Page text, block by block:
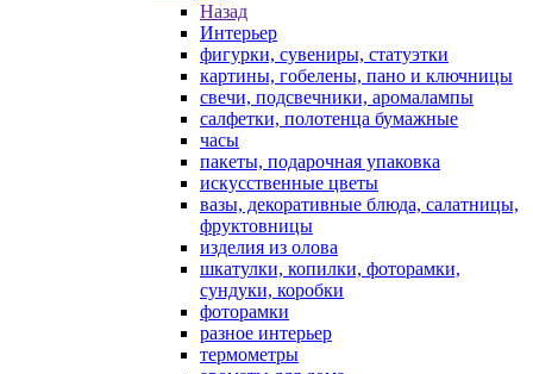
Назад
Интерьер
фигурки, сувениры, статуэтки
картины, гобелены, пано и ключницы
свечи, подсвечники, аромалампы
салфетки, полотенца бумажные
часы
пакеты, подарочная упаковка
искусственные цветы
вазы, декоративные блюда, салатницы,
фруктовницы
изделия из олова
шкатулки, копилки, фоторамки,
сундуки, коробки
фоторамки
разное интерьер
термометры